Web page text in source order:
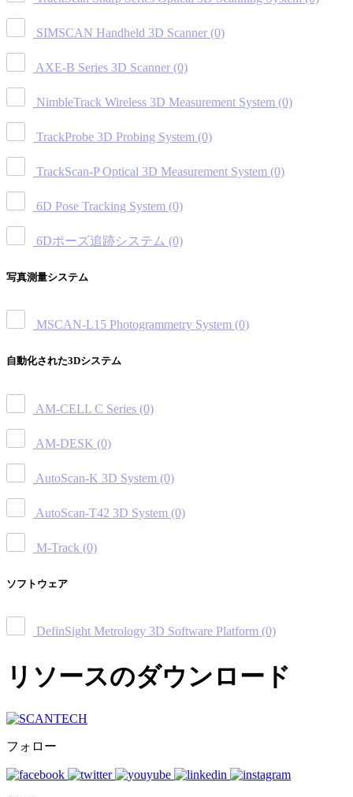
SIMSCAN Handheld 3D Scanner (0)
AXE-B Series 3D Scanner (0)
NimbleTrack Wireless 3D Measurement System (0)
TrackProbe 3D Probing System (0)
TrackScan-P Optical 3D Measurement System (0)
6D Pose Tracking System (0)
6Dポーズ追跡システム (0)
写真測量システム
MSCAN-L15 Photogrammetry System (0)
自動化された3Dシステム
AM-CELL C Series (0)
AM-DESK (0)
AutoScan-K 3D System (0)
AutoScan-T42 3D System (0)
M-Track (0)
ソフトウェア
DefinSight Metrology 3D Software Platform (0)
リソースのダウンロード
フォロー